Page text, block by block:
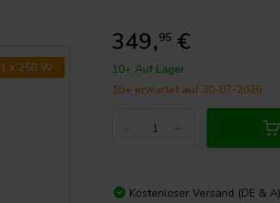
1 x 250 W
349,95 €
10+ Auf Lager
10+ erwartet auf 30-07-2026
Kostenloser Versand (DE & A)